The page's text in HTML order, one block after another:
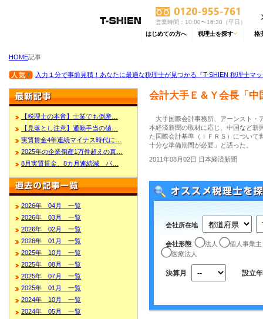
営業時間：10:00〜16:30（平日）
はじめての方へ 税理士を探す 格
HOME記事
入力１分で事前見積！あなたに最適な税理士が見つかる『T-SHIEN 税理士マ
【税理士の本音】士業でも倒産…
【見落とし注意】通勤手当の値…
実質賃金4年連続マイナス時代に…
2025年の企業倒産1万件超えの真…
8月実質賃金、8カ月連続減 パ…
2026年 04月 一覧
2026年 03月 一覧
2026年 02月 一覧
2026年 01月 一覧
2025年 10月 一覧
2025年 08月 一覧
2025年 07月 一覧
2025年 01月 一覧
2024年 10月 一覧
2024年 05月 一覧
会計大手Ｅ＆Ｙ会長「
大手国際会計事務所、アーンスト・
本経済新聞の取材に応じ、中国など新
た国際会計基準（ＩＦＲＳ）について
十分な準備期間が必要」と語った。
2011年08月02日 日本経済新聞
会社所在地
会社形態 法人
個人事業主
医療法人
決算月 設立年